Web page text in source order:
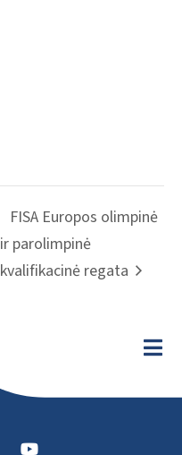
FISA Europos olimpinė
ir parolimpinė
kvalifikacinė regata